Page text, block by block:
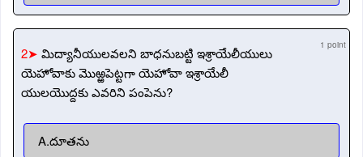
2➤ మిద్యానీయులవలని బాధనుబట్టి ఇశ్రాయేలీయులు
యెహోవాకు మొఱ్ఱపెట్టగా యెహోవా ఇశ్రాయేలీ
యులయొద్దకు ఎవరిని పంపెను?
1 point
A.దూతను